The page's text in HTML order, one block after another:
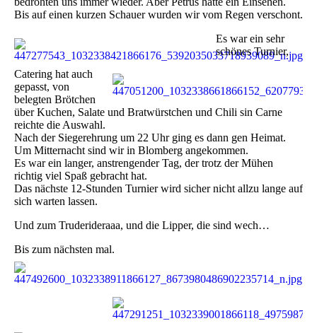
Bis auf einen kurzen Schauer wurden wir vom Regen verschont.
Es war ein sehr
schönes Turnier,
Catering hat auch
gepasst, von
belegten Brötchen
über Kuchen, Salate und Bratwürstchen und Chili sin Carne
reichte die Auswahl.
Nach der Siegerehrung um 22 Uhr ging es dann gen Heimat.
Um Mitternacht sind wir in Blomberg angekommen.
Es war ein langer, anstrengender Tag, der trotz der Mühen
richtig viel Spaß gebracht hat.
Das nächste 12-Stunden Turnier wird sicher nicht allzu lange auf
sich warten lassen.
Und zum Truderideraaa, und die Lipper, die sind wech…
Bis zum nächsten mal.